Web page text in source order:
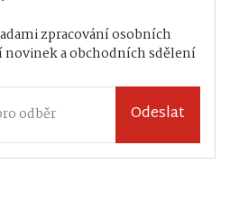
zpracování osobních
novinek a obchodních sdělení
Odeslat